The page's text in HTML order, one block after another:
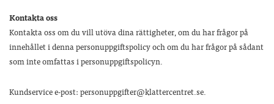
Kontakta oss
Kontakta oss om du vill utöva dina rättigheter, om du har frågor på
innehållet i denna personuppgiftspolicy och om du har frågor på sådant
som inte omfattas i personuppgiftspolicyn.
Kundservice e-post: personuppgifter@klattercentret.se.